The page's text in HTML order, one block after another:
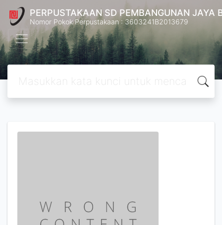
PERPUSTAKAAN SD PEMBANGUNAN JAYA
Nomor Pokok Perpustakaan : 3603241B2013679